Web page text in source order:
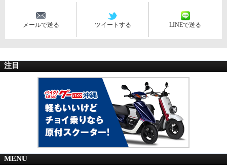
メールで送る ツイートする LINEで送る
注目
MENU